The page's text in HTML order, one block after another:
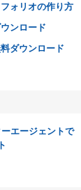
ォリオの作り方
ンロード
ダウンロード
エージェントで